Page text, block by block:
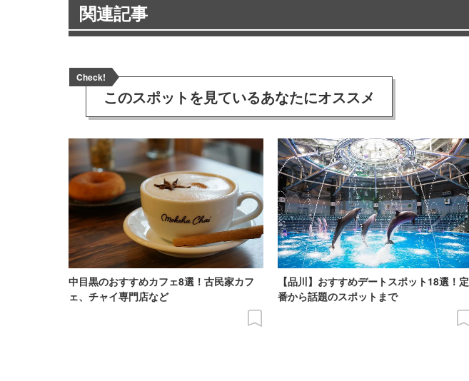
関連記事
Check!
このスポットを見ているあなたにオススメ
中目黒のおすすめカフェ8選！古民家カフ
ェ、チャイ専門店など
【品川】おすすめデートスポット18選！定
番から話題のスポットまで